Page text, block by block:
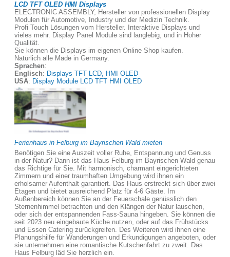
LCD TFT OLED HMI Displays
ELECTRONIC ASSEMBLY, Hersteller von professionellen Display
Modulen für Automotive, Industry und der Medizin Technik.
Profi Touch Lösungen vom Hersteller. Interaktive Displays und
vieles mehr. Display Panel Module sind langlebig, und in Hoher
Qualität.
Sie können die Displays im eigenen Online Shop kaufen.
Natürlich alle Made in Germany.
Sprachen:
Englisch: Displays TFT LCD, HMI OLED
USA: Display Module LCD TFT HMI OLED
Ferienhaus in Felburg im Bayrischen Wald mieten
Benötigen Sie eine Auszeit voller Ruhe, Entspannung und Genuss
in der Natur? Dann ist das Haus Felburg im Bayrischen Wald genau
das Richtige für Sie. Mit harmonisch, charmant eingerichteten
Zimmern und einer traumhaften Umgebung wird ihnen ein
erholsamer Aufenthalt garantiert. Das Haus erstreckt sich über zwei
Etagen und bietet ausreichend Platz für 4-6 Gäste. Im
Außenbereich können Sie an der Feuerschale genüsslich den
Sternenhimmel betrachten und den Klängen der Natur lauschen,
oder sich der entspannenden Fass-Sauna hingeben. Sie können die
seit 2023 neu eingebaute Küche nutzen, oder auf das Frühstücks
und Essen Catering zurückgreifen. Des Weiteren wird ihnen eine
Planungshilfe für Wanderungen und Erkundigungen angeboten, oder
sie unternehmen eine romantische Kutschenfahrt zu zweit. Das
Haus Felburg läd Sie herzlich ein.